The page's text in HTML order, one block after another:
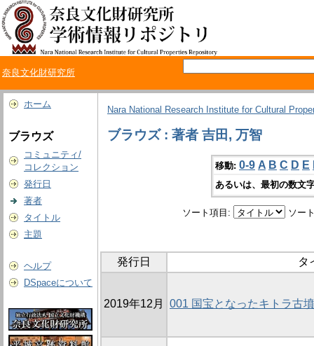
奈良文化財研究所
ホーム
ブラウズ
コミュニティ/
コレクション
発行日
著者
タイトル
主題
ヘルプ
DSpaceについて
Nara National Research Institute for Cultural
ブラウズ : 著者 吉田, 万智
移動: 0-9 A B C D E
あるいは、最初の数文
ソート項目: ソー
発行日 タ
2019年12月 001 国宝となったキトラ古